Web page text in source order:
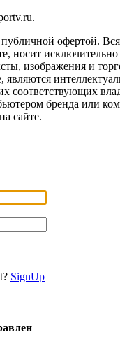
публичной офертой.
носит
изображения и
являются
соответствующих
бренда или
сайте.
SignUp